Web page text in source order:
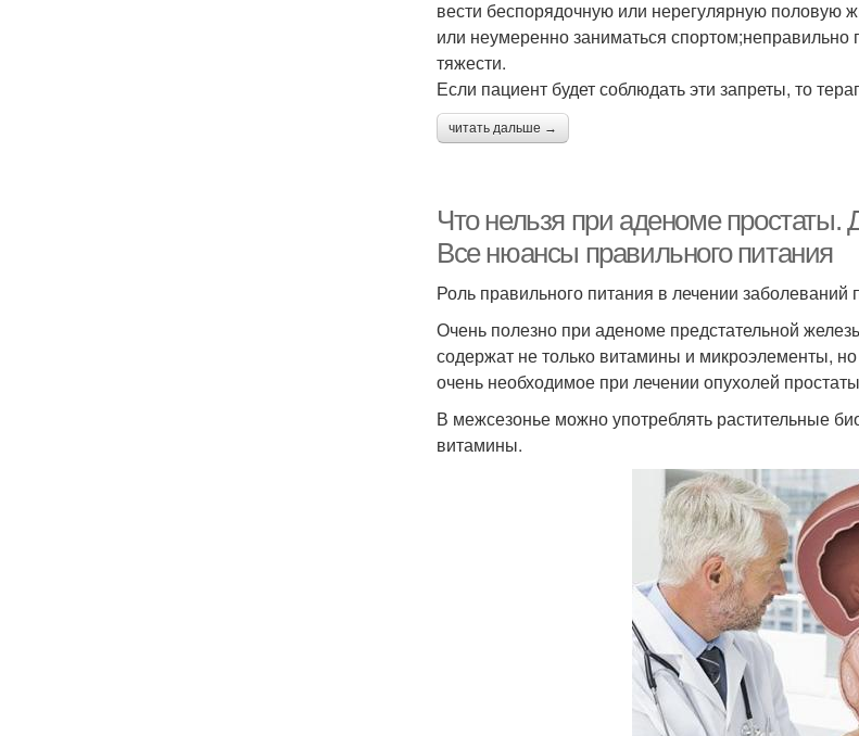
вести беспорядочную или нерегулярную половую
или неумеренно заниматься спортом;неправильно
тяжести.
Если пациент будет соблюдать эти запреты, то
читать дальше →
Что нельзя при аденоме простаты.
Все нюансы правильного питания
Роль правильного питания в лечении
Очень полезно при аденоме предстательной
содержат не только витамины и микроэлементы,
очень необходимое при лечении опухолей
В межсезонье можно употреблять растительные
витамины.